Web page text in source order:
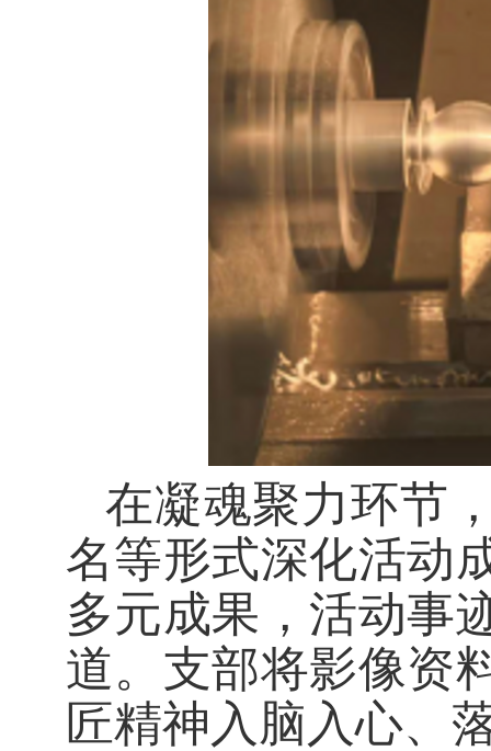
在凝魂聚力环节
名等形式深化活动
多元成果，活动事
道。支部将影像资
匠精神入脑入心、